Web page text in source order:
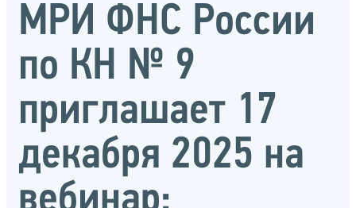
МРИ ФНС России
по КН № 9
приглашает 17
декабря 2025 на